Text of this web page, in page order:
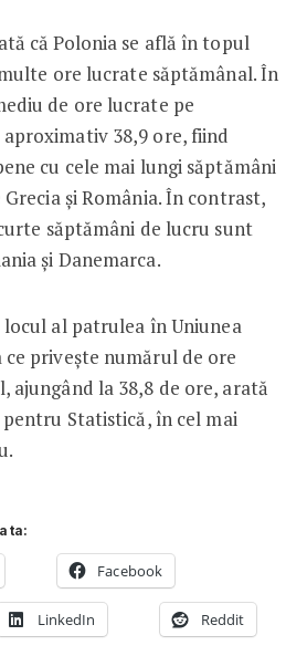
că Polonia se află în topul
ore lucrate săptămânal. În
de ore lucrate pe
38,9 ore, fiind
cu cele mai lungi săptămâni
și România. În contrast,
săptămâni de lucru sunt
și Danemarca.
locul al patrulea în Uniunea
ce privește numărul de ore
ajungând la 38,8 de ore, arată
Statistică, în cel mai
ta:
Facebook
LinkedIn Reddit